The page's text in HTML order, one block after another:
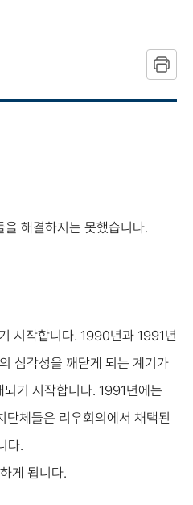
을 해결하지는 못했습니다.
시작합니다. 1990년과 1991년
심각성을 깨닫게 되는 계기가
기 시작합니다. 1991년에는
체들은 리우회의에서 채택된
다.
게 됩니다.